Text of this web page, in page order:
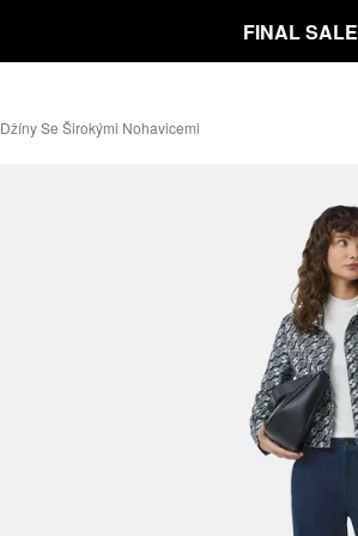
FINAL SALE
Džíny Se Širokými Nohavicemi